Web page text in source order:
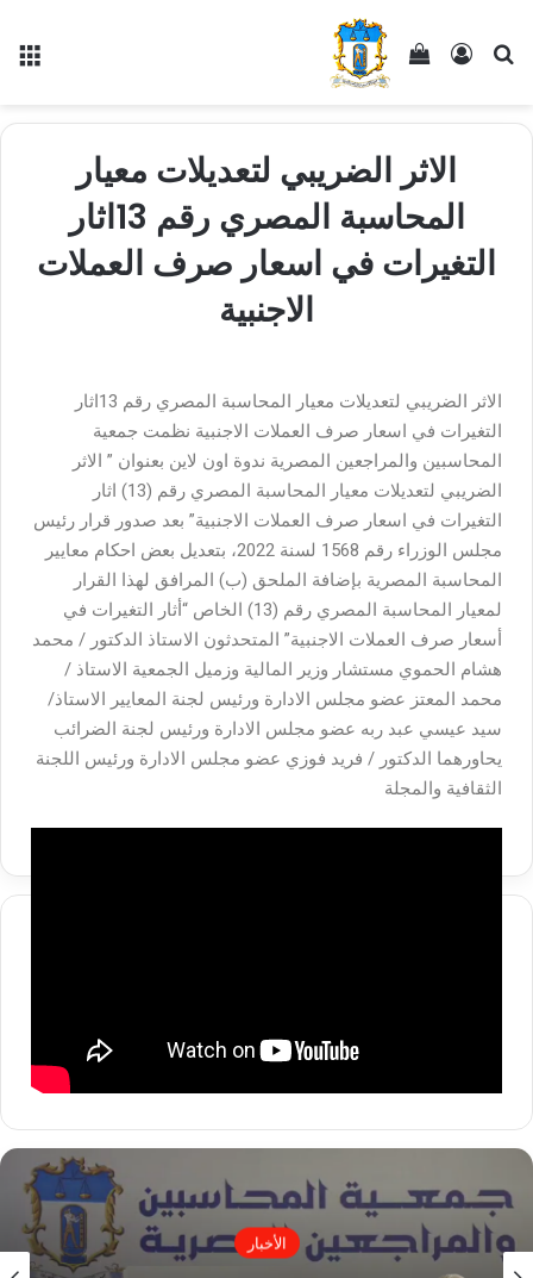
الاثر الضريبي لتعديلات معيار
المحاسبة المصري رقم 13اثار
التغيرات في اسعار صرف العملات
الاجنبية
الاثر الضريبي لتعديلات معيار المحاسبة المصري رقم 13اثار
التغيرات في اسعار صرف العملات الاجنبية نظمت جمعية
المحاسبين والمراجعين المصرية ندوة اون لاين بعنوان ” الاثر
الضريبي لتعديلات معيار المحاسبة المصري رقم (13) اثار
التغيرات في اسعار صرف العملات الاجنبية” بعد صدور قرار رئيس
مجلس الوزراء رقم 1568 لسنة 2022، بتعديل بعض احكام معايير
المحاسبة المصرية بإضافة الملحق (ب) المرافق لهذا القرار
لمعيار المحاسبة المصري رقم (13) الخاص “أثار التغيرات في
أسعار صرف العملات الاجنبية” المتحدثون الاستاذ الدكتور / محمد
هشام الحموي مستشار وزير المالية وزميل الجمعية الاستاذ /
محمد المعتز عضو مجلس الادارة ورئيس لجنة المعايير الاستاذ/
سيد عيسي عبد ربه عضو مجلس الادارة ورئيس لجنة الضرائب
يحاورهما الدكتور / فريد فوزي عضو مجلس الادارة ورئيس اللجنة
الثقافية والمجلة
الأخبار